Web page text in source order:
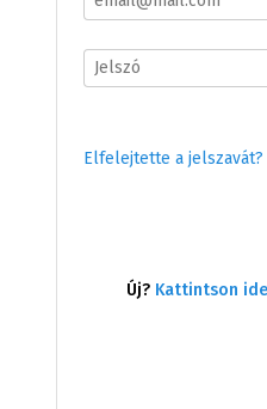
Elfelejtette a jelszavát?
Új? Kattintson